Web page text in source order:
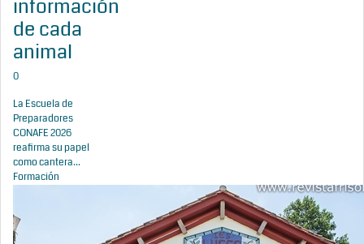
información
de cada
animal
0
La Escuela de
Preparadores
CONAFE 2026
reafirma su papel
como cantera...
Formación